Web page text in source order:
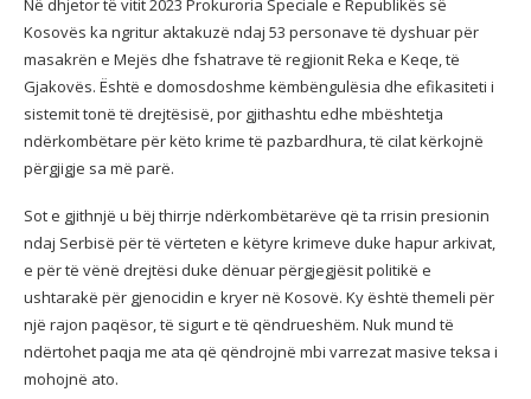
Në dhjetor të vitit 2023 Prokuroria Speciale e Republikës së
Kosovës ka ngritur aktakuzë ndaj 53 personave të dyshuar për
masakrën e Mejës dhe fshatrave të regjionit Reka e Keqe, të
Gjakovës. Është e domosdoshme këmbëngulësia dhe efikasiteti i
sistemit tonë të drejtësisë, por gjithashtu edhe mbështetja
ndërkombëtare për këto krime të pazbardhura, të cilat kërkojnë
përgjigje sa më parë.
Sot e gjithnjë u bëj thirrje ndërkombëtarëve që ta rrisin presionin
ndaj Serbisë për të vërteten e këtyre krimeve duke hapur arkivat,
e për të vënë drejtësi duke dënuar përgjegjësit politikë e
ushtarakë për gjenocidin e kryer në Kosovë. Ky është themeli për
një rajon paqësor, të sigurt e të qëndrueshëm. Nuk mund të
ndërtohet paqja me ata që qëndrojnë mbi varrezat masive teksa i
mohojnë ato.